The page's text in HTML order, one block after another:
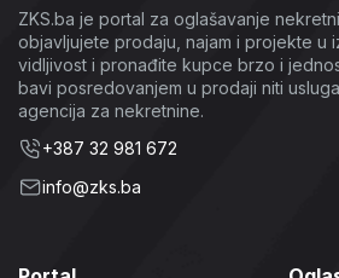
ZKS.ba je portal za oglašavanje
objavljujete prodaju, najam i projekte u
vidljivost i pronađite kupce brzo i
bavi posredovanjem u prodaji niti
agencija za nekretnine.
+387 32 981 672
info@zks.ba